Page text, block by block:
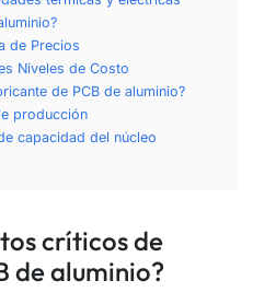
de Precios
Niveles de Costo
de PCB de aluminio?
producción
capacidad del núcleo
críticos de
de aluminio?